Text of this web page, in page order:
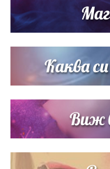
Дъщерята на
Братя Аргирови я
Каква
Виж